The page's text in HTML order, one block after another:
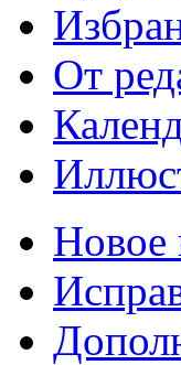
От
Новое